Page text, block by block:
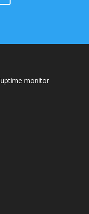
uptime monitor